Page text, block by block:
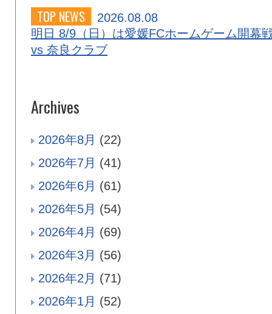
TOP NEWS
2026.08.08
明日 8/9（日）は愛媛FCホームゲーム開幕
vs 奈良クラブ
Archives
2026年8月 (22)
2026年7月 (41)
2026年6月 (61)
2026年5月 (54)
2026年4月 (69)
2026年3月 (56)
2026年2月 (71)
2026年1月 (52)